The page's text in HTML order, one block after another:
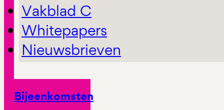
Vakblad C
Whitepapers
Nieuwsbrieven
Bijeenkomsten